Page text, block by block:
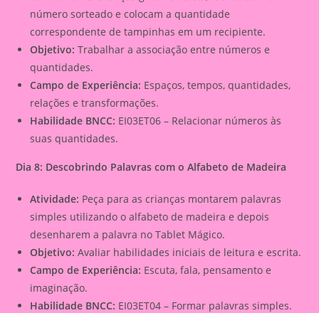
número sorteado e colocam a quantidade
correspondente de tampinhas em um recipiente.
Objetivo: Trabalhar a associação entre números e
quantidades.
Campo de Experiência: Espaços, tempos, quantidades,
relações e transformações.
Habilidade BNCC: EI03ET06 – Relacionar números às
suas quantidades.
Dia 8: Descobrindo Palavras com o Alfabeto de Madeira
Atividade: Peça para as crianças montarem palavras
simples utilizando o alfabeto de madeira e depois
desenharem a palavra no Tablet Mágico.
Objetivo: Avaliar habilidades iniciais de leitura e escrita.
Campo de Experiência: Escuta, fala, pensamento e
imaginação.
Habilidade BNCC: EI03ET04 – Formar palavras simples.